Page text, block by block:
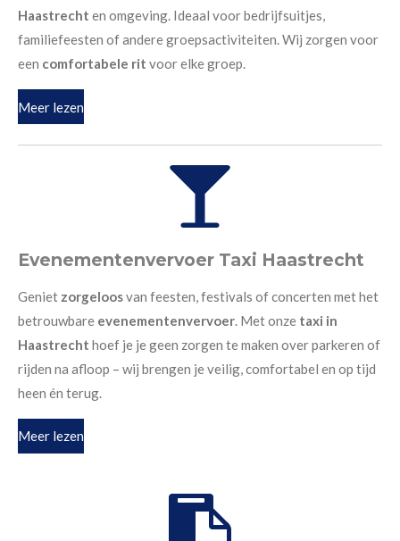
Haastrecht en omgeving. Ideaal voor bedrijfsuitjes,
familiefeesten of andere groepsactiviteiten. Wij zorgen voor
een comfortabele rit voor elke groep.
Meer lezen
Evenementenvervoer Taxi Haastrecht
Geniet zorgeloosvan feesten, festivals of concerten met het
betrouwbare evenementenvervoer. Met onze taxi in
Haastrecht hoef je je geen zorgen te maken over parkeren of
rijden na afloop – wij brengen je veilig, comfortabel en op tijd
heen én terug.
Meer lezen